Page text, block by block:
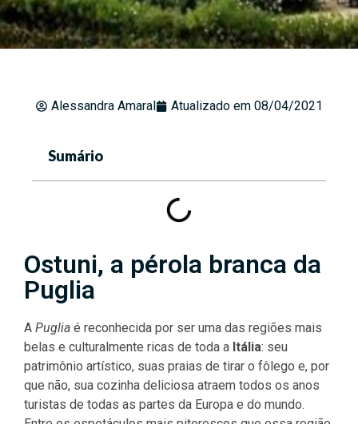
Alessandra Amaral Atualizado em 08/04/2021
Ostuni, a pérola branca da
Puglia
A Puglia é reconhecida por ser uma das regiões mais
belas e culturalmente ricas de toda a Itália: seu
patrimônio artístico, suas praias de tirar o fôlego e, por
que não, sua cozinha deliciosa atraem todos os anos
turistas de todas as partes da Europa e do mundo.
Sumário